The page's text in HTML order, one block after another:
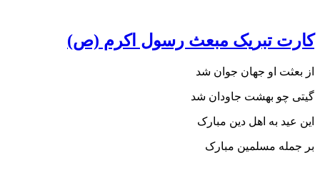
تبریک مبعث رسول اکرم (ص)
او جهان جوان شد
بهشت جاودان شد
به اهل دین مبارک
مسلمین مبارک